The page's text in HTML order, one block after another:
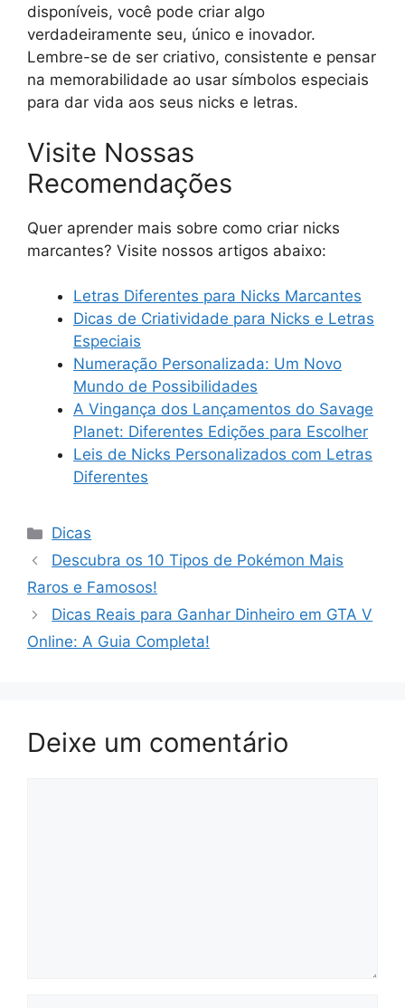
disponíveis, você pode criar algo
verdadeiramente seu, único e inovador.
Lembre-se de ser criativo, consistente e pensar
na memorabilidade ao usar símbolos especiais
para dar vida aos seus nicks e letras.
Visite Nossas
Recomendações
Quer aprender mais sobre como criar nicks
marcantes? Visite nossos artigos abaixo:
Letras Diferentes para Nicks Marcantes
Dicas de Criatividade para Nicks e Letras
Especiais
Numeração Personalizada: Um Novo
Mundo de Possibilidades
A Vingança dos Lançamentos do Savage
Planet: Diferentes Edições para Escolher
Leis de Nicks Personalizados com Letras
Diferentes
Categorias
Dicas
Descubra os 10 Tipos de Pokémon Mais
Raros e Famosos!
Dicas Reais para Ganhar Dinheiro em GTA V
Online: A Guia Completa!
Deixe um comentário